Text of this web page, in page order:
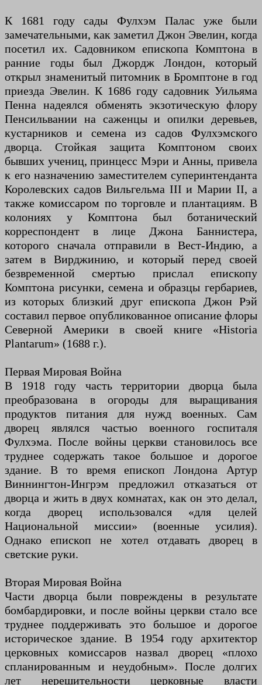
К 1681 году сады Фулхэм Палас уже были
замечательными, как заметил Джон Эвелин, когда
посетил их. Садовником епископа Комптона в
ранние годы был Джордж Лондон, который
открыл знаменитый питомник в Бромптоне в год
приезда Эвелин. К 1686 году садовник Уильяма
Пенна надеялся обменять экзотическую флору
Пенсильвании на саженцы и опилки деревьев,
кустарников и семена из садов Фулхэмского
дворца. Стойкая защита Комптоном своих
бывших учениц, принцесс Мэри и Анны, привела
к его назначению заместителем суперинтенданта
Королевских садов Вильгельма III и Марии II, а
также комиссаром по торговле и плантациям. В
колониях у Комптона был ботанический
корреспондент в лице Джона Баннистера,
которого сначала отправили в Вест-Индию, а
затем в Вирджинию, и который перед своей
безвременной смертью прислал епископу
Комптона рисунки, семена и образцы гербариев,
из которых близкий друг епископа Джон Рэй
составил первое опубликованное описание флоры
Северной Америки в своей книге «Historia
Plantarum» (1688 г.).
Первая Мировая Война
В 1918 году часть территории дворца была
преобразована в огороды для выращивания
продуктов питания для нужд военных. Сам
дворец являлся частью военного госпиталя
Фулхэма. После войны церкви становилось все
труднее содержать такое большое и дорогое
здание. В то время епископ Лондона Артур
Виннингтон-Ингрэм предложил отказаться от
дворца и жить в двух комнатах, как он это делал,
когда дворец использовался «для целей
Национальной миссии» (военные усилия).
Однако епископ не хотел отдавать дворец в
светские руки.
Вторая Мировая Война
Части дворца были повреждены в результате
бомбардировки, и после войны церкви стало все
труднее поддерживать это большое и дорогое
историческое здание. В 1954 году архитектор
церковных комиссаров назвал дворец «плохо
спланированным и неудобным». После долгих
лет нерешительности церковные власти